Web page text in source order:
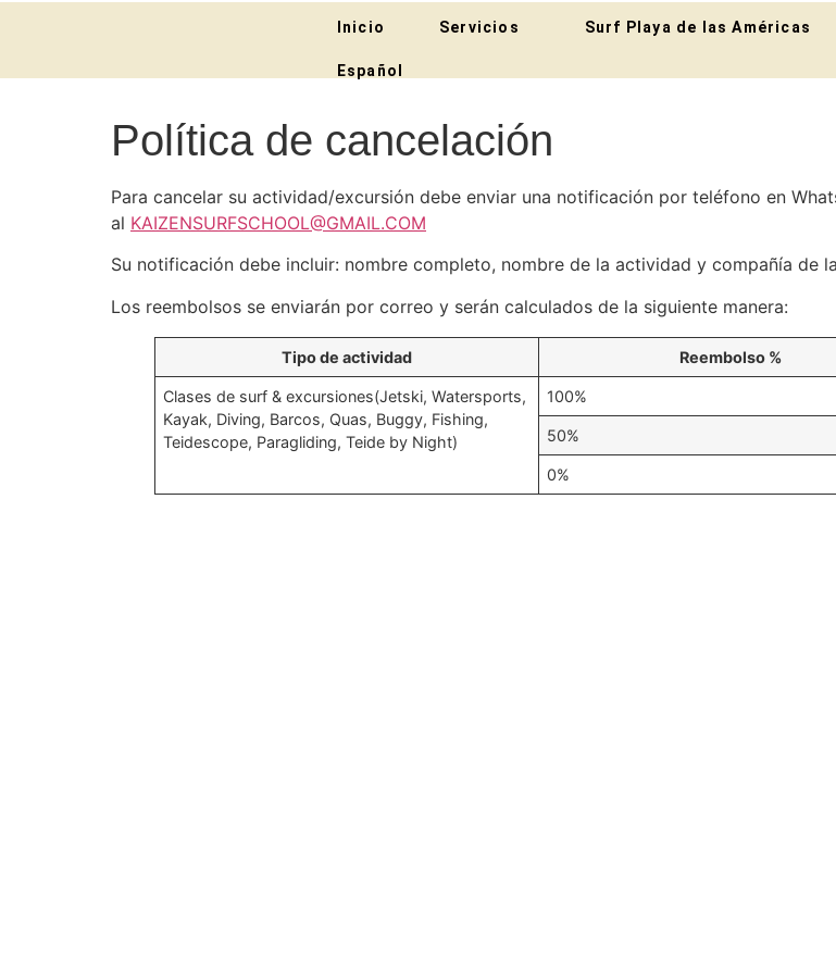
Inicio Servicios Surf Playa de las Américas
Español
Política de cancelación
Para cancelar su actividad/excursión debe enviar una notificación por teléfono en
al KAIZENSURFSCHOOL@GMAIL.COM
Su notificación debe incluir: nombre completo, nombre de la actividad y compañía de
Los reembolsos se enviarán por correo y serán calculados de la siguiente manera:
Tipo de actividad Reembolso %
Clases de surf & excursiones(Jetski, Watersports,
Kayak, Diving, Barcos, Quas, Buggy, Fishing,
Teidescope, Paragliding, Teide by Night)
100%
50%
0%